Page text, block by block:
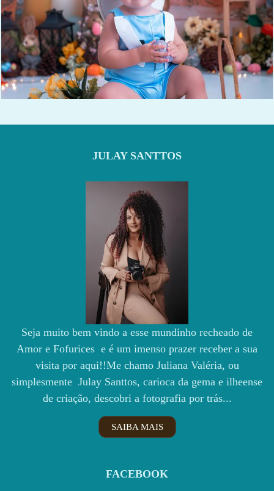
513 0
JULAY SANTTOS
Seja muito bem vindo a esse mundinho recheado de
Amor e Fofurices e é um imenso prazer receber a sua
visita por aqui!!Me chamo Juliana Valéria, ou
simplesmente Julay Santtos, carioca da gema e ilheense
de criação, descobri a fotografia por trás...
SAIBA MAIS
FACEBOOK